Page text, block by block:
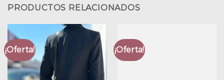
PRODUCTOS RELACIONADOS
¡Oferta! ¡Oferta!